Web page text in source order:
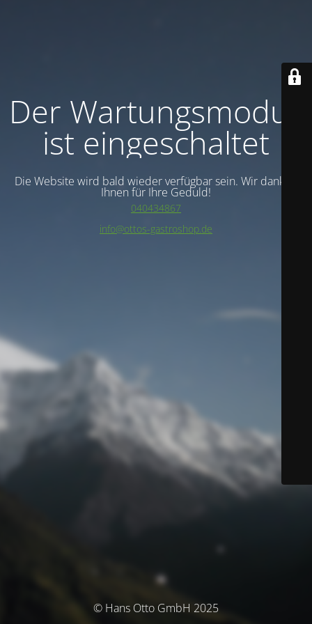
Der Wartungsmodus
ist eingeschaltet
Die Website wird bald wieder verfügbar sein. Wir danken
Ihnen für Ihre Geduld!
040434867
info@ottos-gastroshop.de
© Hans Otto GmbH 2025